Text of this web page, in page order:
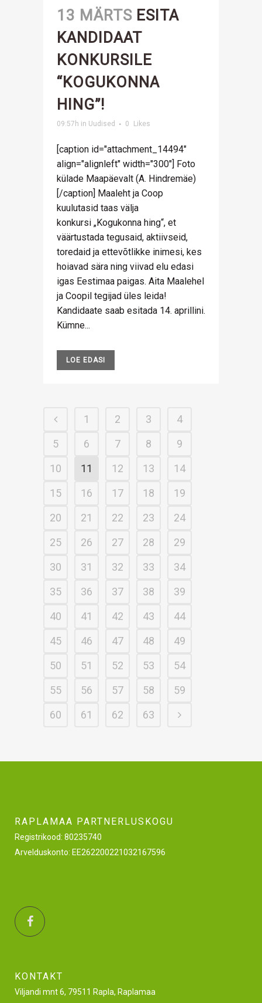
13 MÄRTS ESITA
KANDIDAAT
KONKURSILE
“KOGUKONNA
HING”!
09:57h in Uudised 0 Likes
[caption id="attachment_14494"
align="alignleft" width="300"] Foto
külade Maapäevalt (A. Hindremäe)
[/caption] Maaleht ja Coop
kuulutasid taas välja
konkursi „Kogukonna hing“, et
väärtustada tegusaid, aktiivseid,
toredaid ja ettevõtlikke inimesi, kes
hoiavad sära ning viivad elu edasi
igas Eestimaa paigas. Aita Maalehel
ja Coopil tegijad üles leida!
Kandidaate saab esitada 14. aprillini.
Kümne...
LOE EDASI
1 2 3
4
5
6 7 8
9
10
11 12 13
14
15
16 17 18
19
20
21 22 23
24
25
26 27 28
29
30
31 32 33
34
35
36 37 38
39
40
41 42 43
44
45
46 47 48
49
50
51 52 53
54
55
56 57 58
59
60
61 62 63
RAPLAMAA PARTNERLUSKOGU
Registrikood: 80235740
Arvelduskonto: EE262200221032167596
KONTAKT
Viljandi mnt 6, 79511 Rapla, Raplamaa